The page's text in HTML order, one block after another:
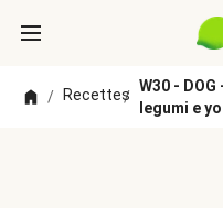
/ Recettes
/
W30 -
legumi e